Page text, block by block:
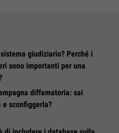
giudiziario? Perché i
sono importanti per una
diffamatoria: sai
e sconfiggerla?